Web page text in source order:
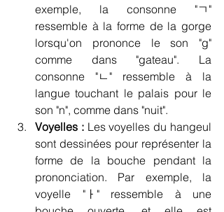
exemple, la consonne "ㄱ"
ressemble à la forme de la gorge
lorsqu'on prononce le son "g"
comme dans "gateau". La
consonne "ㄴ" ressemble à la
langue touchant le palais pour le
son "n", comme dans "nuit".
Voyelles : Les voyelles du hangeul
sont dessinées pour représenter la
forme de la bouche pendant la
prononciation. Par exemple, la
voyelle "ㅏ" ressemble à une